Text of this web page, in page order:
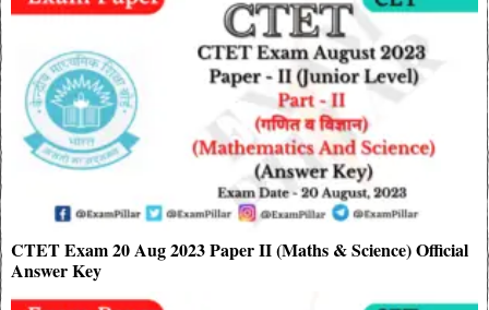
CTET Exam 20 Aug 2023 Paper II (Maths & Science) Official
Answer Key